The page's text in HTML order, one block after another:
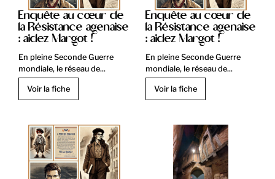
Enquête au cœur de
la Résistance agenaise
: aidez Margot !
En pleine Seconde Guerre
mondiale, le réseau de...
Voir la fiche
Enquête au cœur de
la Résistance agenaise
: aidez Margot !
En pleine Seconde Guerre
mondiale, le réseau de...
Voir la fiche